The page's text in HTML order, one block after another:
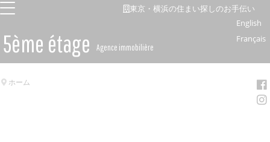
東京・横浜の住まい探しのお手伝い
5ème étage Agence immobilière
Français
English
ホーム